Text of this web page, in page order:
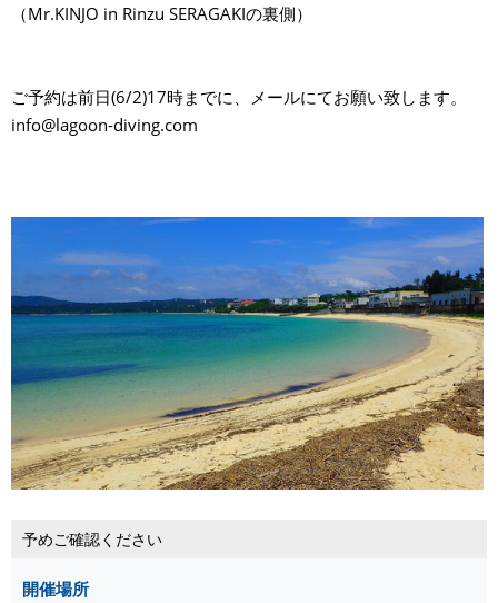
（Mr.KINJO in Rinzu SERAGAKIの裏側）
ご予約は前日(6/2)17時までに、メールにてお願い致します。
info@lagoon-diving.com
予めご確認ください
開催場所